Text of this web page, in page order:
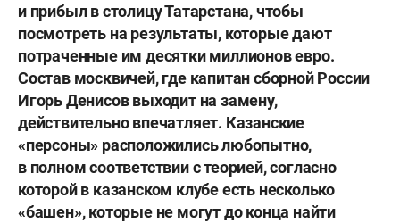
и прибыл в столицу Татарстана, чтобы
посмотреть на результаты, которые дают
потраченные им десятки миллионов евро.
Состав москвичей, где капитан сборной России
Игорь Денисоввыходит на замену,
действительно впечатляет. Казанские
«персоны» расположились любопытно,
в полном соответствии с теорией, согласно
которой в казанском клубе есть несколько
«башен», которые не могут до конца найти